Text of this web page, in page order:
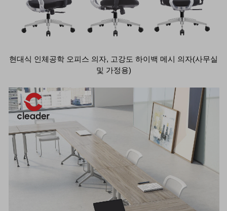
현대식 인체공학 오피스 의자, 고강도 하이백 메시 의자(사무실
및 가정용)